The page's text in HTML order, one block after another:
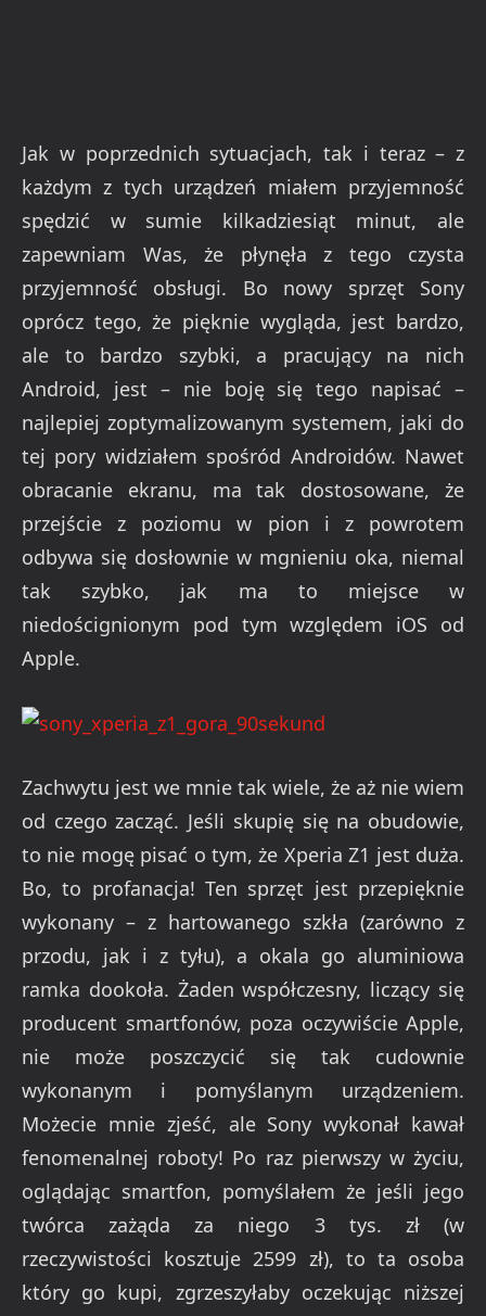
Jak w poprzednich sytuacjach, tak i teraz – z
każdym z tych urządzeń miałem przyjemność
spędzić w sumie kilkadziesiąt minut, ale
zapewniam Was, że płynęła z tego czysta
przyjemność obsługi. Bo nowy sprzęt Sony
oprócz tego, że pięknie wygląda, jest bardzo,
ale to bardzo szybki, a pracujący na nich
Android, jest – nie boję się tego napisać –
najlepiej zoptymalizowanym systemem, jaki do
tej pory widziałem spośród Androidów. Nawet
obracanie ekranu, ma tak dostosowane, że
przejście z poziomu w pion i z powrotem
odbywa się dosłownie w mgnieniu oka, niemal
tak szybko, jak ma to miejsce w
niedoścignionym pod tym względem iOS od
Apple.
Zachwytu jest we mnie tak wiele, że aż nie wiem
od czego zacząć. Jeśli skupię się na obudowie,
to nie mogę pisać o tym, że Xperia Z1 jest duża.
Bo, to profanacja! Ten sprzęt jest przepięknie
wykonany – z hartowanego szkła (zarówno z
przodu, jak i z tyłu), a okala go aluminiowa
ramka dookoła. Żaden współczesny, liczący się
producent smartfonów, poza oczywiście Apple,
nie może poszczycić się tak cudownie
wykonanym i pomyślanym urządzeniem.
Możecie mnie zjeść, ale Sony wykonał kawał
fenomenalnej roboty! Po raz pierwszy w życiu,
oglądając smartfon, pomyślałem że jeśli jego
twórca zażąda za niego 3 tys. zł (w
rzeczywistości kosztuje 2599 zł), to ta osoba
który go kupi, zgrzeszyłaby oczekując niższej